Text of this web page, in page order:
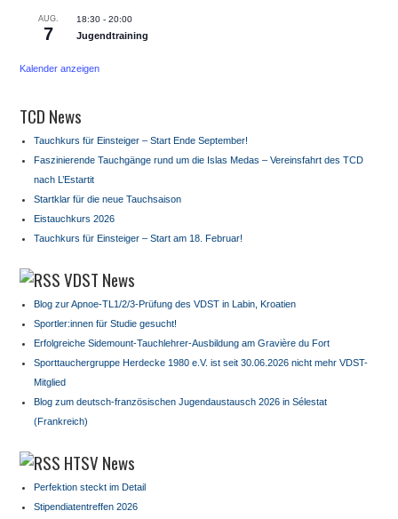
AUG.
7
18:30 -20:00
Jugendtraining
Kalender anzeigen
TCD News
Tauchkurs für Einsteiger – Start Ende September!
Faszinierende Tauchgänge rund um die Islas Medas – Vereinsfahrt des TCD
nach L’Estartit
Startklar für die neue Tauchsaison
Eistauchkurs 2026
Tauchkurs für Einsteiger – Start am 18. Februar!
VDST News
Blog zur Apnoe-TL1/2/3-Prüfung des VDST in Labin, Kroatien
Sportler:innen für Studie gesucht!
Erfolgreiche Sidemount-Tauchlehrer-Ausbildung am Gravière du Fort
Sporttauchergruppe Herdecke 1980 e.V. ist seit 30.06.2026 nicht mehr VDST-
Mitglied
Blog zum deutsch-französischen Jugendaustausch 2026 in Sélestat
(Frankreich)
HTSV News
Perfektion steckt im Detail
Stipendiatentreffen 2026